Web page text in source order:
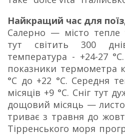
Найкращий час для
Салерно — місто тепле
тут світить 300
температура - +24-27
показники термометра
°C до +22 °C. Середня
місяців +9 °C. Сніг тут
дощовий місяць —
триває з травня до
Тірренського моря